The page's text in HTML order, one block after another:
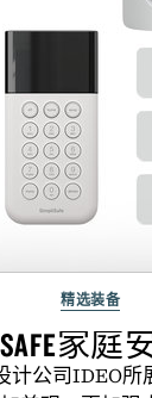
精选装备
家
计公司IDEO所